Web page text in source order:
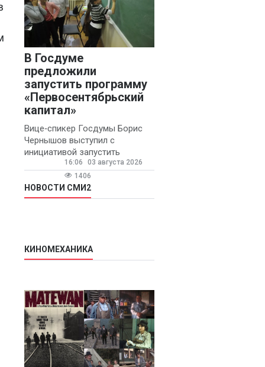
В Госдуме
предложили
запустить программу
«Первосентябрьский
капитал»
Вице‑спикер Госдумы Борис
Чернышов выступил с
инициативой запустить
ежегодную федеральную
программу
«Первосентябрьский капитал»
- она предполагает
16:06
03 августа 2026
1406
НОВОСТИ СМИ2
КИНОМЕХАНИКА